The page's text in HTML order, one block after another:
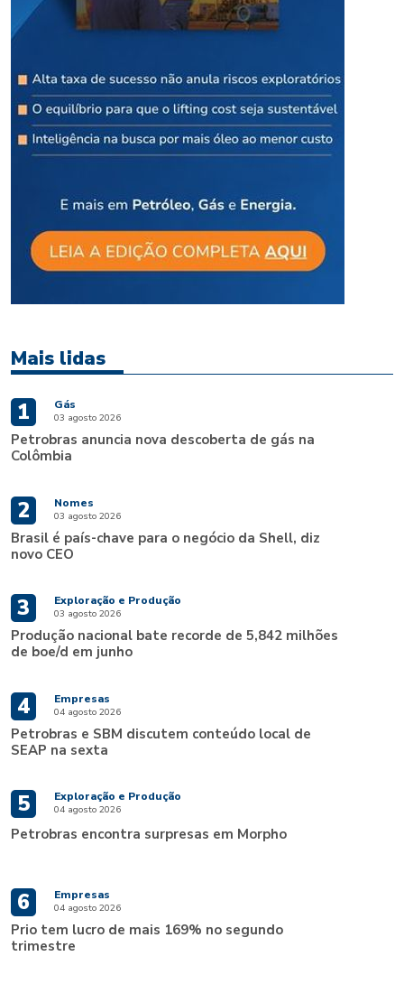
Mais lidas
1 Gás
03 agosto 2026
Petrobras anuncia nova descoberta de gás na
Colômbia
2 Nomes
03 agosto 2026
Brasil é país-chave para o negócio da Shell, diz
novo CEO
3 Exploração e Produção
03 agosto 2026
Produção nacional bate recorde de 5,842 milhões
de boe/d em junho
4 Empresas
04 agosto 2026
Petrobras e SBM discutem conteúdo local de
SEAP na sexta
5 Exploração e Produção
04 agosto 2026
Petrobras encontra surpresas em Morpho
6 Empresas
04 agosto 2026
Prio tem lucro de mais 169% no segundo
trimestre